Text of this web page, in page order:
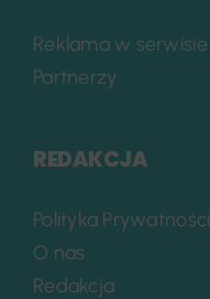
Reklama w serwisie
Partnerzy
REDAKCJA
Polityka Prywatności
O nas
Redakcja